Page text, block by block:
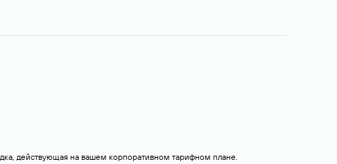
действующая на вашем корпоративном тарифном плане.